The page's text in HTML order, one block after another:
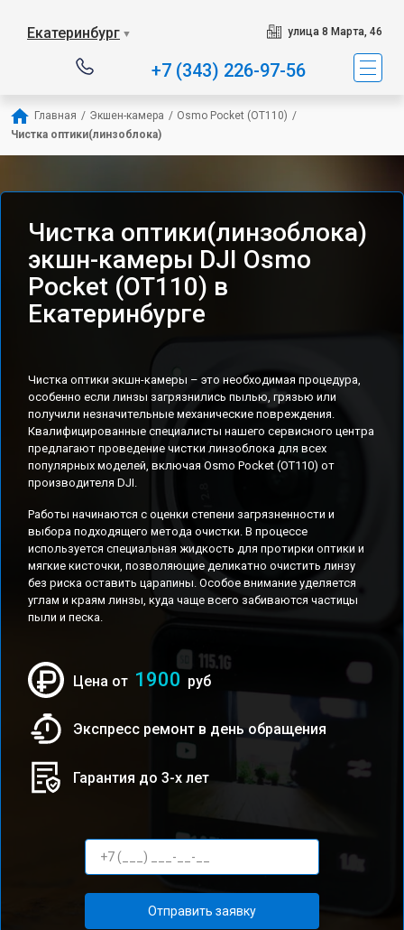
Екатеринбург ▼ улица 8 Марта, 46
+7 (343) 226-97-56
Главная / Экшен-камера / Osmo Pocket (OT110) /
Чистка оптики(линзоблока)
Чистка оптики(линзоблока)
экшн-камеры DJI Osmo
Pocket (OT110) в
Екатеринбурге
Чистка оптики экшн-камеры – это необходимая процедура,
особенно если линзы загрязнились пылью, грязью или
получили незначительные механические повреждения.
Квалифицированные специалисты нашего сервисного центра
предлагают проведение чистки линзоблока для всех
популярных моделей, включая Osmo Pocket (OT110) от
производителя DJI.
Работы начинаются с оценки степени загрязненности и
выбора подходящего метода очистки. В процессе
используется специальная жидкость для протирки оптики и
мягкие кисточки, позволяющие деликатно очистить линзу
без риска оставить царапины. Особое внимание уделяется
углам и краям линзы, куда чаще всего забиваются частицы
пыли и песка.
Цена от 1900 руб
Экспресс ремонт в день обращения
Гарантия до 3-х лет
Отправить заявку